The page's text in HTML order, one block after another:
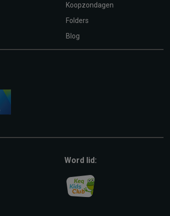
Koopzondagen
Folders
Blog
Word lid: